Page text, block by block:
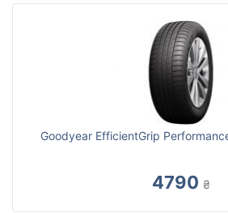
Goodyear EfficientGrip
4790 ₴